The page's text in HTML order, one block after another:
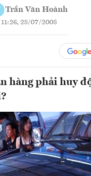
Trần Văn Hoành
11:26, 28/07/2008
hàng phải huy